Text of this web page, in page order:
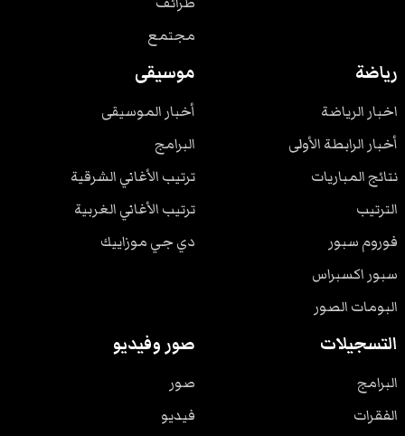
مجتمع
رياضة
اخبار الرياضة
أخبار الرابطة الأولى
نتائج المباريات
الترتيب
فوروم سبور
سبور اكسبراس
البومات الصور
موسيقى
أخبار الموسيقى
البرامج
ترتيب الأغاني الشرقية
ترتيب الأغاني الغربية
دي جي موزاييك
التسجيلات
البرامج
الفقرات
صور وفيديو
صور
فيديو